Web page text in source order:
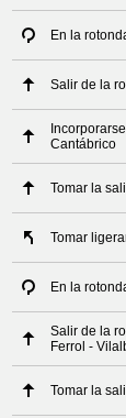
En la
Salir de la
Cantábrico
Tomar la
Tomar
En la
Salir de la
Ferrol -
Tomar la